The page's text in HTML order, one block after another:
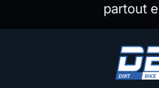
partout